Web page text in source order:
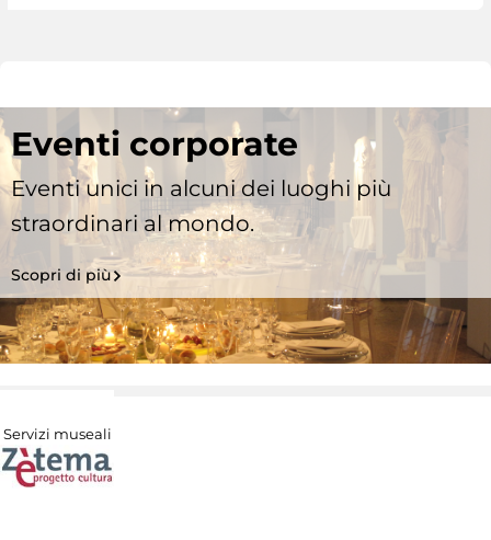
Eventi corporate
Eventi unici in alcuni dei luoghi più
straordinari al mondo.
Scopri di più
Servizi museali